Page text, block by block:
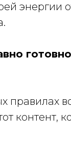
энергии
правилах
контент,